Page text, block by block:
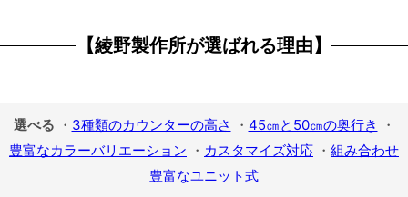
【綾野製作所が選ばれる理由】
選べる ・ 3種類のカウンターの高さ ・ 45㎝と50㎝の奥行き
・
豊富なカラーバリエーション ・ カスタマイズ対応 ・ 組み合わせ
豊富なユニット式